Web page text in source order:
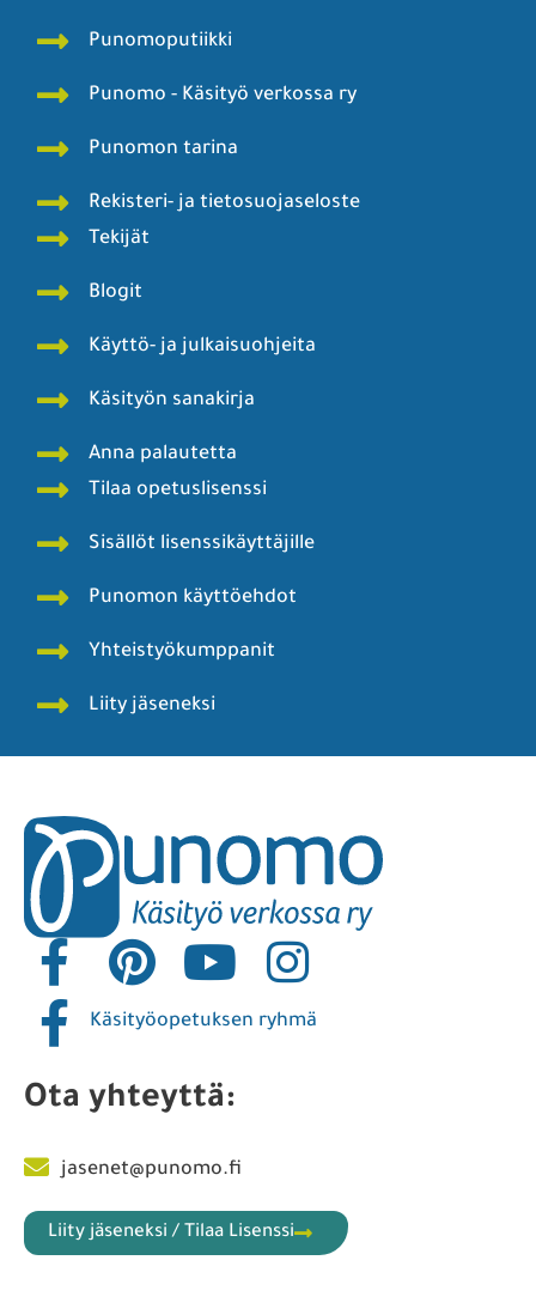
Punomoputiikki
Punomo - Käsityö verkossa ry
Punomon tarina
Rekisteri- ja tietosuojaseloste
Tekijät
Blogit
Käyttö- ja julkaisuohjeita
Käsityön sanakirja
Anna palautetta
Tilaa opetuslisenssi
Sisällöt lisenssikäyttäjille
Punomon käyttöehdot
Yhteistyökumppanit
Liity jäseneksi
Käsityöopetuksen ryhmä
Ota yhteyttä:
jasenet@punomo.fi
Liity jäseneksi / Tilaa Lisenssi